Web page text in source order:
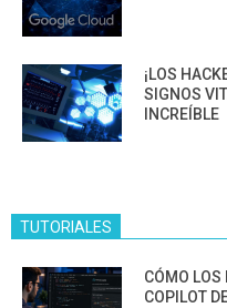
¡LOS
SIGNOS
INCREÍBLE
TUTORIALES
CÓMO
COPILOT